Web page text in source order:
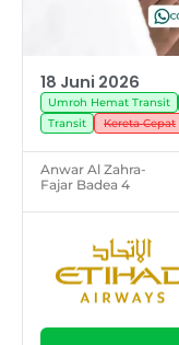
18 Juni 2026
Umroh Hemat Transit
Transit
Kereta Cepat
Anwar Al Zahra-
Fajar Badea 4